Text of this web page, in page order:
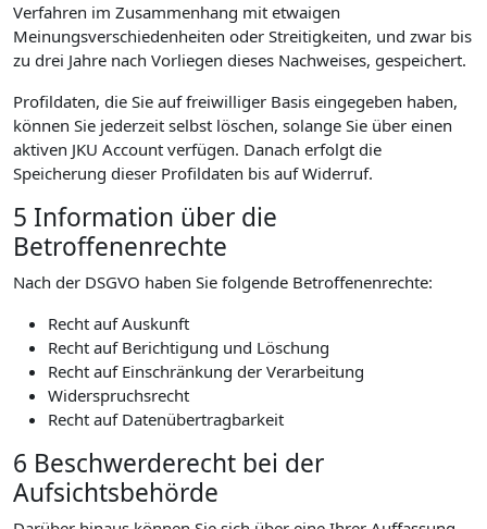
Verfahren im Zusammenhang mit etwaigen
Meinungsverschiedenheiten oder Streitigkeiten, und zwar bis
zu drei Jahre nach Vorliegen dieses Nachweises, gespeichert.
Profildaten, die Sie auf freiwilliger Basis eingegeben haben,
können Sie jederzeit selbst löschen, solange Sie über einen
aktiven JKU Account verfügen. Danach erfolgt die
Speicherung dieser Profildaten bis auf Widerruf.
5 Information über die
Betroffenenrechte
Nach der DSGVO haben Sie folgende Betroffenenrechte:
Recht auf Auskunft
Recht auf Berichtigung und Löschung
Recht auf Einschränkung der Verarbeitung
Widerspruchsrecht
Recht auf Datenübertragbarkeit
6 Beschwerderecht bei der
Aufsichtsbehörde